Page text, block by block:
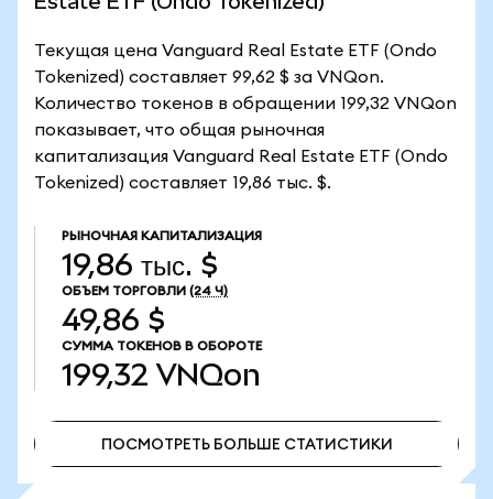
Текущая цена Vanguard Real Estate ETF (Ondo
Tokenized) составляет 99,62 $ за VNQon.
Количество токенов в обращении 199,32 VNQon
показывает, что общая рыночная
капитализация Vanguard Real Estate ETF (Ondo
Tokenized) составляет 19,86 тыс. $.
РЫНОЧНАЯ КАПИТАЛИЗАЦИЯ
19,86 тыс. $
ОБЪЕМ ТОРГОВЛИ (24 Ч)
49,86 $
СУММА ТОКЕНОВ В ОБОРОТЕ
199,32 VNQon
ПОСМОТРЕТЬ БОЛЬШЕ СТАТИСТИКИ